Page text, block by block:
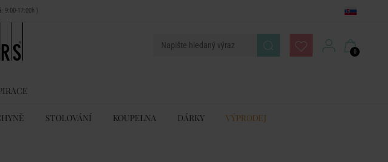
9:00-17:00h )
0
STOLOVÁNÍ KOUPELNA DÁRKY VÝPRODEJ